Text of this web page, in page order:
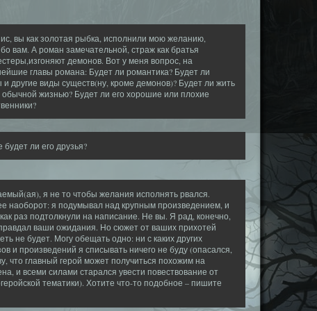
вы как золотая рыбка, исполнили мою желанию,
вам. А роман замечательной, страж как братья
демонов. Вот у меня вопрос, на
главы романа: Будет ли романтика? Будет ли
и другие виды существ(ну, кроме демонов)? Будет ли жить
обычной жизнью? Будет ли его хорошие или плохие
ли его друзья?
я не то чтобы желания исполнять рвался.
наоборот: я подумывал над крупным произведением, и
раз подтолкнули на написание. Не вы. Я рад, конечно,
ваши ожидания. Но сюжет от ваших прихотей
не будет. Могу обещать одно: ни с каких других
и произведений я списывать ничего не буду (опасался,
что главный герой может получиться похожим на
и всеми силами старался увести повествование от
тематики). Хотите что-то подобное – пишите